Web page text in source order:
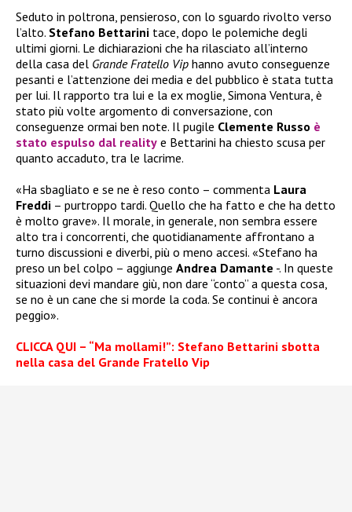
Seduto in poltrona, pensieroso, con lo sguardo rivolto verso
l’alto. Stefano Bettarini tace, dopo le polemiche degli
ultimi giorni. Le dichiarazioni che ha rilasciato all’interno
della casa del Grande Fratello Vip hanno avuto conseguenze
pesanti e l’attenzione dei media e del pubblico è stata tutta
per lui. Il rapporto tra lui e la ex moglie, Simona Ventura, è
stato più volte argomento di conversazione, con
conseguenze ormai ben note. Il pugile Clemente Russo è
stato espulso dal reality e Bettarini ha chiesto scusa per
quanto accaduto, tra le lacrime.
«Ha sbagliato e se ne è reso conto – commenta Laura
Freddi – purtroppo tardi. Quello che ha fatto e che ha detto
è molto grave». Il morale, in generale, non sembra essere
alto tra i concorrenti, che quotidianamente affrontano a
turno discussioni e diverbi, più o meno accesi. «Stefano ha
preso un bel colpo – aggiunge Andrea Damante -. In queste
situazioni devi mandare giù, non dare “conto” a questa cosa,
se no è un cane che si morde la coda. Se continui è ancora
peggio».
CLICCA QUI – “Ma mollami!”: Stefano Bettarini sbotta
nella casa del Grande Fratello Vip